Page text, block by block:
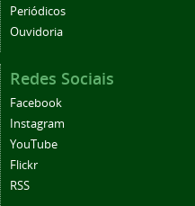
Periódicos
Ouvidoria
Redes Sociais
Facebook
Instagram
YouTube
Flickr
RSS